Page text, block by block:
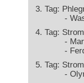
3. Tag:
- Was ist
4. Tag:
- Marsili -
-
5. Tag:
-